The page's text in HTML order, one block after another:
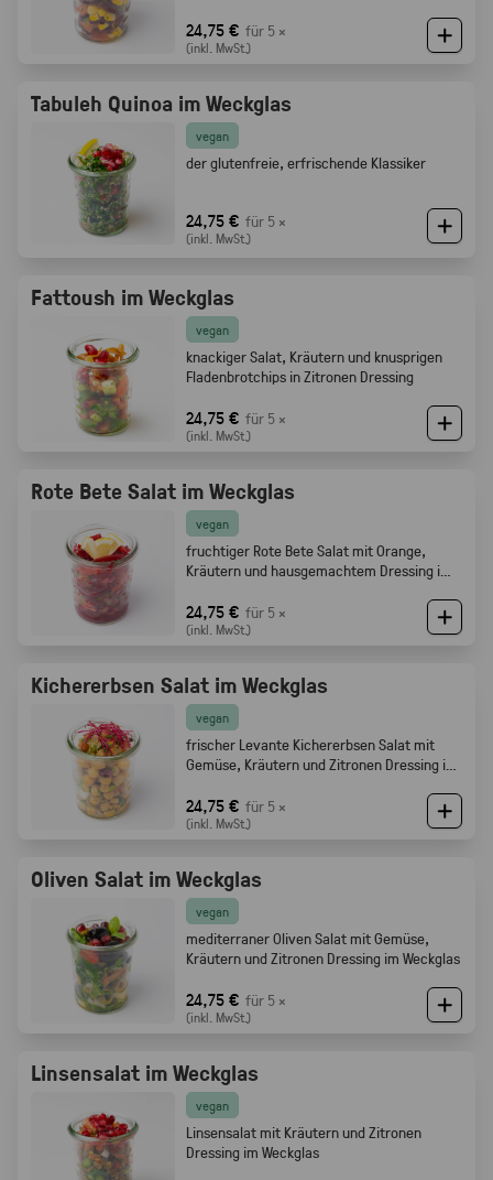
24,75 € für 5 ×
(inkl. MwSt.)
Tabuleh Quinoa im Weckglas
vegan
der glutenfreie, erfrischende Klassiker
24,75 € für 5 ×
(inkl. MwSt.)
Fattoush im Weckglas
vegan
knackiger Salat, Kräutern und knusprigen
Fladenbrotchips in Zitronen Dressing
24,75 € für 5 ×
(inkl. MwSt.)
Rote Bete Salat im Weckglas
vegan
fruchtiger Rote Bete Salat mit Orange,
Kräutern und hausgemachtem Dressing im
24,75 € für 5 ×
(inkl. MwSt.)
Kichererbsen Salat im Weckglas
vegan
frischer Levante Kichererbsen Salat mit
Gemüse, Kräutern und Zitronen Dressing im
24,75 € für 5 ×
(inkl. MwSt.)
Oliven Salat im Weckglas
vegan
mediterraner Oliven Salat mit Gemüse,
Kräutern und Zitronen Dressing im Weckglas
24,75 € für 5 ×
(inkl. MwSt.)
Linsensalat im Weckglas
vegan
Linsensalat mit Kräutern und Zitronen
Dressing im Weckglas